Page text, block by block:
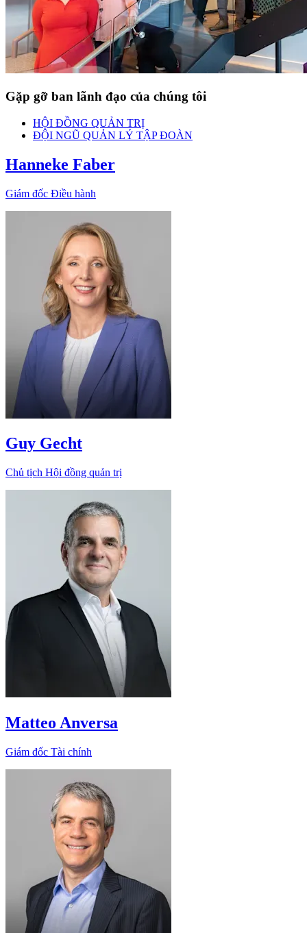
Gặp gỡ ban lãnh đạo của chúng tôi
HỘI ĐỒNG QUẢN TRỊ
ĐỘI NGŨ QUẢN LÝ TẬP ĐOÀN
Hanneke Faber
Giám đốc Điều hành
Guy Gecht
Chủ tịch Hội đồng quản trị
Matteo Anversa
Giám đốc Tài chính